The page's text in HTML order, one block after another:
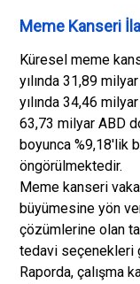
Meme Kanseri
Küresel meme
yılında 31,89
yılında 34,46
63,73 milyar ABD
boyunca %9,18'lik
öngörülmektedir.
Meme kanseri
büyümesine yön
çözümlerine olan
tedavi seçenekleri
Raporda, çalışma